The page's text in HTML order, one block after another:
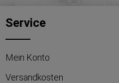
Service
Mein Konto
Versandkosten